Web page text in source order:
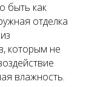
быть как
отделка
которым не
влажность.